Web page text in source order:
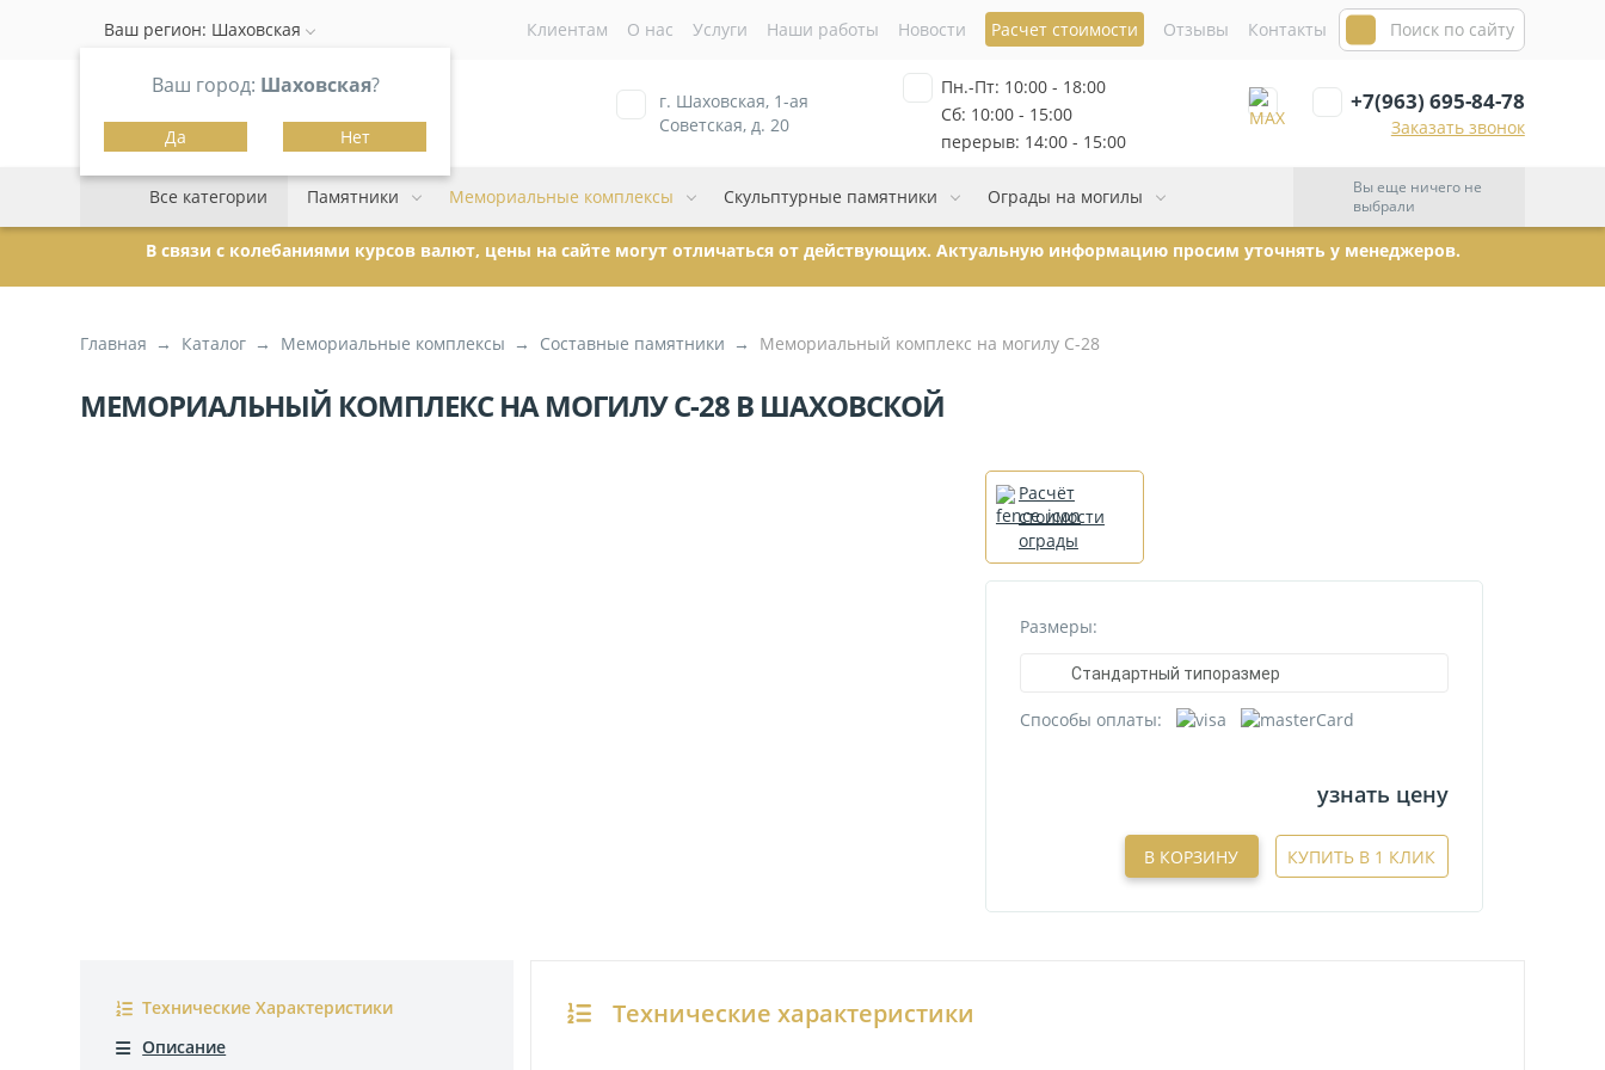
Ваш город: Шаховская?
Да Нет
Ваш регион: Шаховская Клиентам О нас Услуги Наши работы Новости Расчет стоимости Отзывы Контакты
г. Шаховская, 1-ая
Советская, д. 20
Пн.-Пт: 10:00 - 18:00
Сб: 10:00 - 15:00
перерыв: 14:00 - 15:00
+7(963) 695-84-78
Заказать звонок
Все категории Памятники Мемориальные комплексы Скульптурные памятники Ограды на могилы
Вы еще ничего не
выбрали
В связи с колебаниями курсов валют, цены на сайте могут отличаться от действующих. Актуальную информацию просим уточнять у менеджеров.
Главная Каталог Мемориальные комплексы Составные памятники Мемориальный комплекс на могилу С-28
МЕМОРИАЛЬНЫЙ КОМПЛЕКС НА МОГИЛУ С-28 В ШАХОВСКОЙ
Расчёт
стоимости
ограды
Размеры:
Стандартный типоразмер
Способы оплаты:
узнать цену
В КОРЗИНУ КУПИТЬ В 1 КЛИК
Технические Характеристики Технические характеристики
Описание